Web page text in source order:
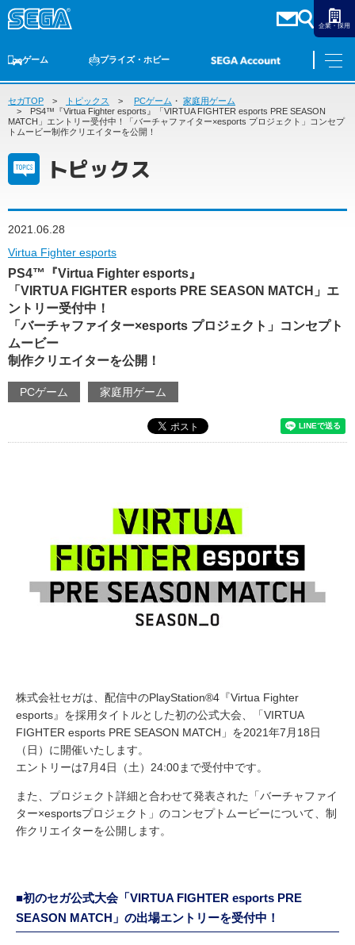
企業・採用
ゲーム
ゲームTOP 家庭用ゲーム PCゲーム スマホゲーム
プライズ・ホビー
プライズ トイ S-FIRE セガ ラッキーくじ
オンライン
ゲーム
ゲームTOP
家庭用ゲーム
スマホゲーム
アーケードゲーム
プライズ・ホビー
プライズ
トイ
セガ ラッキーくじ
セガ ラッキーくじオンライン
物販
トピックス
セガTOP トピックス PCゲーム ・ 家庭用ゲーム
PS4™『Virtua Fighter esports』「VIRTUA FIGHTER esports PRE SEASON
MATCH」エントリー受付中！「バーチャファイター×esports プロジェクト」コンセプ
トムービー制作クリエイターを公開！
トピックス
2021.06.28
Virtua Fighter esports
PS4™『Virtua Fighter esports』
「VIRTUA FIGHTER esports PRE SEASON MATCH」エ
ントリー受付中！
「バーチャファイター×esports プロジェクト」コンセプト
ムービー
制作クリエイターを公開！
PCゲーム 家庭用ゲーム
株式会社セガは、配信中のPlayStation®4『Virtua Fighter
esports』を採用タイトルとした初の公式大会、「VIRTUA
FIGHTER esports PRE SEASON MATCH」を2021年7月18日
（日）に開催いたします。
エントリーは7月4日（土）24:00まで受付中です。
また、プロジェクト詳細と合わせて発表された「バーチャファイ
ター×esportsプロジェクト」のコンセプトムービーについて、制
作クリエイターを公開します。
■初のセガ公式大会「VIRTUA FIGHTER esports PRE
SEASON MATCH」の出場エントリーを受付中！